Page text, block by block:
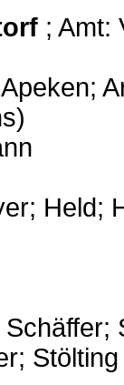
; Amt:
Held;